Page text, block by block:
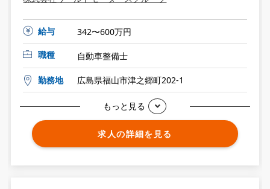
給与
342〜600万円
職種
自動車整備士
勤務地 広島県福山市津之郷町202-1
もっと見る
求人の詳細を見る